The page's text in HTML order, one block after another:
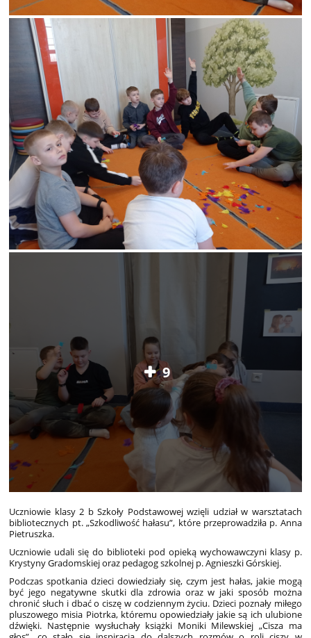
9
Uczniowie klasy 2 b Szkoły Podstawowej wzięli udział w warsztatach
bibliotecznych pt. „Szkodliwość hałasu”, które przeprowadziła p. Anna
Pietruszka.
Uczniowie udali się do biblioteki pod opieką wychowawczyni klasy p.
Krystyny Gradomskiej oraz pedagog szkolnej p. Agnieszki Górskiej.
Podczas spotkania dzieci dowiedziały się, czym jest hałas, jakie mogą
być jego negatywne skutki dla zdrowia oraz w jaki sposób można
chronić słuch i dbać o ciszę w codziennym życiu. Dzieci poznały miłego
pluszowego misia Piotrka, któremu opowiedziały jakie są ich ulubione
dźwięki. Następnie wysłuchały książki Moniki Milewskiej „Cisza ma